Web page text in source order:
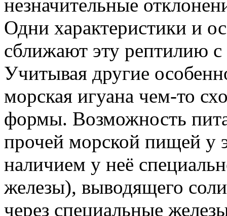
незначительные
Одни характеристики и
сближают эту рептилию
Учитывая другие
морская игуана чем-то
формы. Возможность
прочей морской пищей у
наличием у неё
железы), выводящего
через специальные